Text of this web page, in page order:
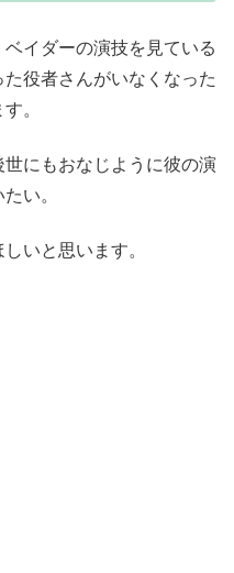
イダーの演技を見ている
役者さんがいなくなった
。
にもおなじように彼の演
い。
いと思います。